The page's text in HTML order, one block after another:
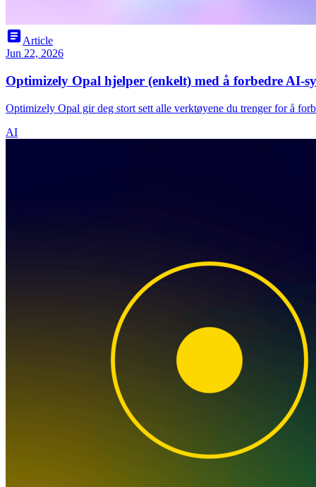
articleArticle
Jun 22, 2026
Optimizely Opal hjelper (enkelt) med å forbedre AI-
Optimizely Opal gir deg stort sett alle verktøyene du trenger for å
AI